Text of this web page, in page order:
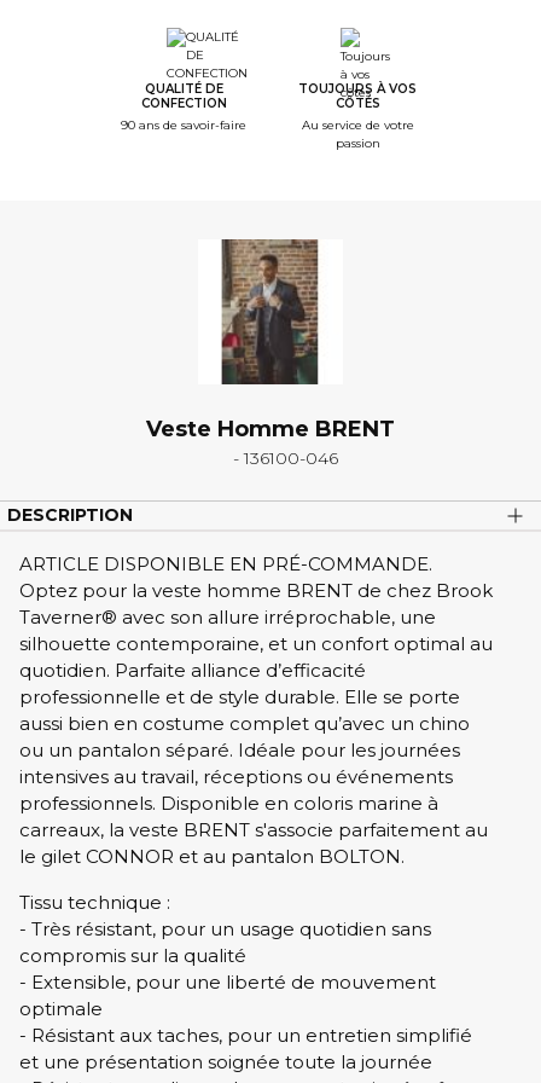
QUALITÉ DE
CONFECTION
90 ans de savoir-faire
TOUJOURS À VOS
CÔTÉS
Au service de votre
passion
Veste Homme BRENT
- 136100-046
DESCRIPTION
ARTICLE DISPONIBLE EN PRÉ-COMMANDE.
Optez pour la veste homme BRENT de chez Brook
Taverner® avec son allure irréprochable, une
silhouette contemporaine, et un confort optimal au
quotidien. Parfaite alliance d’efficacité
professionnelle et de style durable. Elle se porte
aussi bien en costume complet qu’avec un chino
ou un pantalon séparé. Idéale pour les journées
intensives au travail, réceptions ou événements
professionnels. Disponible en coloris marine à
carreaux, la veste BRENT s'associe parfaitement au
le gilet CONNOR et au pantalon BOLTON.
Tissu technique :
- Très résistant, pour un usage quotidien sans
compromis sur la qualité
- Extensible, pour une liberté de mouvement
optimale
- Résistant aux taches, pour un entretien simplifié
et une présentation soignée toute la journée